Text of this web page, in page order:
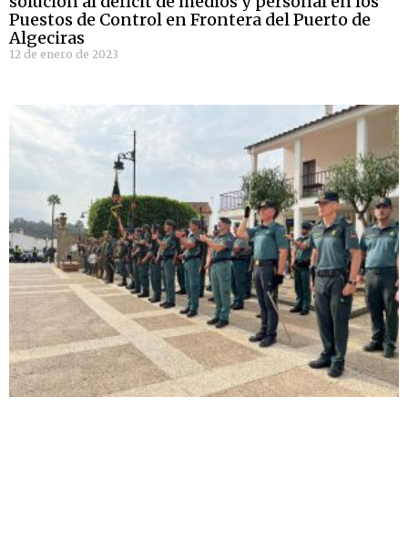
Puestos de Control en Frontera del Puerto de
Algeciras
12 de enero de 2023